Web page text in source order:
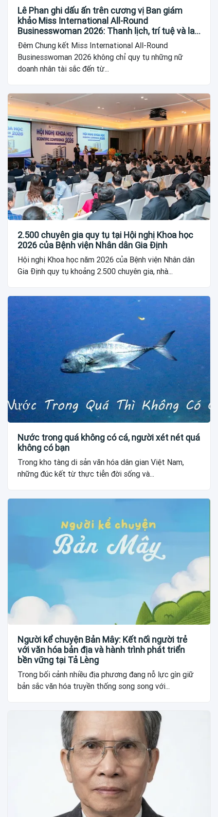
Lê Phan ghi dấu ấn trên cương vị Ban giám
khảo Miss International All-Round
Businesswoman 2026: Thanh lịch, trí tuệ và lan
tỏa giá trị của người phụ nữ hiện đại
Đêm Chung kết Miss International All-Round
Businesswoman 2026 không chỉ quy tụ những nữ
doanh nhân tài sắc đến từ...
2.500 chuyên gia quy tụ tại Hội nghị Khoa học
2026 của Bệnh viện Nhân dân Gia Định
Hội nghị Khoa học năm 2026 của Bệnh viện Nhân dân
Gia Định quy tụ khoảng 2.500 chuyên gia, nhà...
Nước trong quá không có cá, người xét nét quá
không có bạn
Trong kho tàng di sản văn hóa dân gian Việt Nam,
những đúc kết từ thực tiễn đời sống và...
Người kể chuyện Bản Mây: Kết nối người trẻ
với văn hóa bản địa và hành trình phát triển
bền vững tại Tả Lèng
Trong bối cảnh nhiều địa phương đang nỗ lực gìn giữ
bản sắc văn hóa truyền thống song song với...